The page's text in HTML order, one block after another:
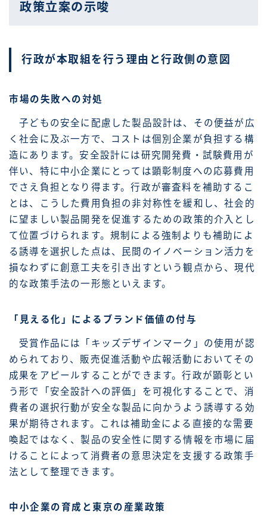
政策立案の示唆
行政が本取組を行う理由と行政側の意図
市場の失敗への対処
子どもの安全に配慮した製品設計は、その便益が広
く社会に及ぶ一方で、コストは個別企業が負担する構
造にあります。安全設計には研究開発費・試験費用が
伴い、特に中小企業にとっては顕彰制度への応募費用
でさえ負担となり得ます。行政が審査料を補助するこ
とは、こうした費用負担の非対称性を緩和し、社会的
に望ましい製品開発を促進するための政策的介入とし
て位置づけられます。規制による強制よりも補助によ
る誘導を選択した点は、民間のイノベーション活力を
損なわずに創意工夫を引き出すという観点から、現代
的な政策手法の一形態といえます。
「見える化」によるブランド価値の付与
受賞作品には「キッズデザインマーク」の使用が認
められており、販売促進活動や広報活動においてその
成果をアピールすることができます。行政が顕彰とい
う形で「安全設計への評価」を可視化することで、消
費者の選択行動が安全な製品に向かうよう誘導する効
果が期待されます。これは補助金による直接的な需要
喚起ではなく、製品の安全性に関する情報を市場に届
けることによって消費者の意思決定を支援する政策手
法として整理できます。
中小企業の育成と東京の産業政策